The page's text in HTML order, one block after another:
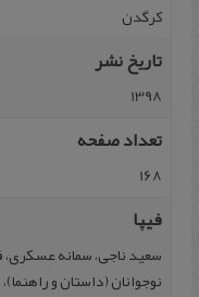
کرگدن
تاریخ نشر
1398
تعداد صفحه
168
فیپا
سعید ناجی، سمانه عسکری،
نوجوانان (داستان و راهنما)، تهران،